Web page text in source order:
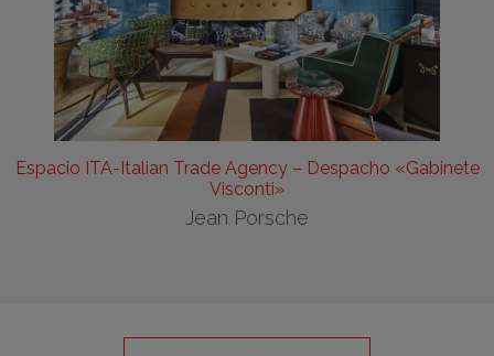
Espacio ITA-Italian Trade Agency – Despacho «Gabinete
Visconti»
Jean Porsche